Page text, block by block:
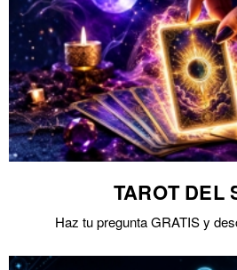
TAROT DEL
Haz tu pregunta GRATIS y